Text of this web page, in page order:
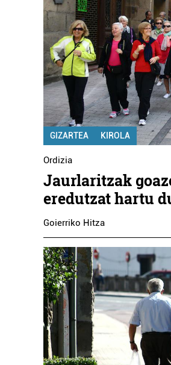
GIZARTEA KIROLA
Ordizia
Jaurlaritzak
eredutzat hartu
Goierriko Hitza